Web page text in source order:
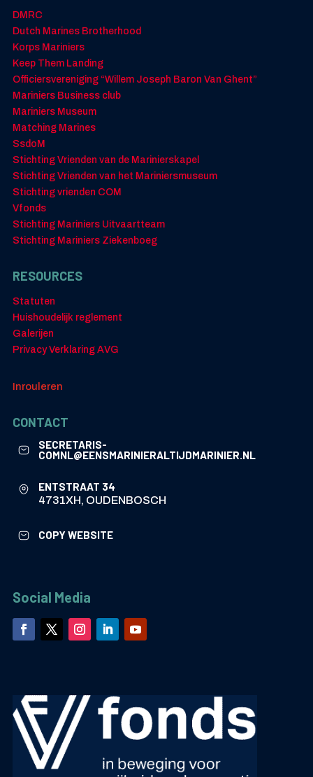
DMRC
Dutch Marines Brotherhood
Korps Mariniers
Keep Them Landing
Officiersvereniging “Willem Joseph Baron Van Ghent”
Mariniers Business club
Mariniers Museum
Matching Marines
SsdoM
Stichting Vrienden van de Marinierskapel
Stichting Vrienden van het Mariniersmuseum
Stichting vrienden COM
Vfonds
Stichting Mariniers Uitvaartteam
Stichting Mariniers Ziekenboeg
RESOURCES
Statuten
Huishoudelijk reglement
Galerijen
Privacy Verklaring AVG
Inrouleren
CONTACT
SECRETARIS-
COMNL@EENSMARINIERALTIJDMARINIER.NL
ENTSTRAAT 34
4731XH, OUDENBOSCH
COPY WEBSITE
Social Media